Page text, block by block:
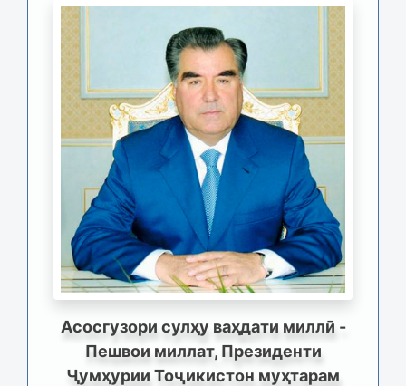
Асосгузори сулҳу ваҳдати миллӣ -
Пешвои миллат, Президенти
Ҷумҳурии Тоҷикистон муҳтарам